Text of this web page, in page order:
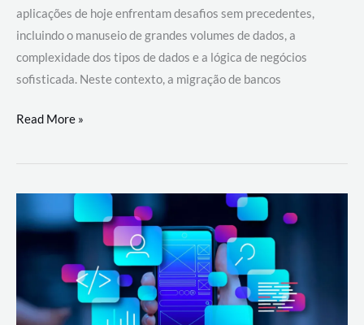
aplicações de hoje enfrentam desafios sem precedentes,
incluindo o manuseio de grandes volumes de dados, a
complexidade dos tipos de dados e a lógica de negócios
sofisticada. Neste contexto, a migração de bancos
Por
migrar
de
a
AWS?
Read More »